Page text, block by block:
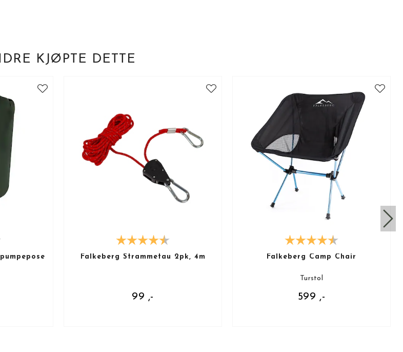
KJØPTE DETTE
Falkeberg Strammetau 2pk, 4m
99 ,-
Falkeberg Camp Chair
Turstol
599 ,-